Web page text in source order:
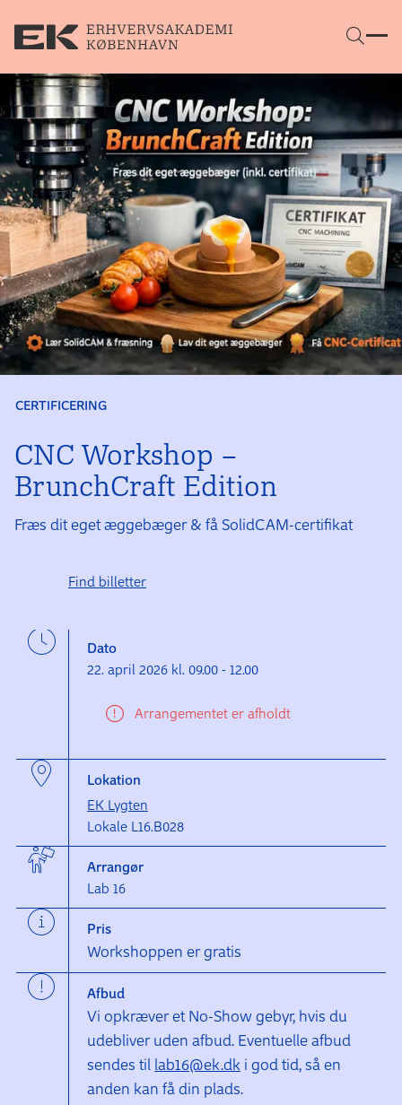
CERTIFICERING
CNC Workshop –
BrunchCraft Edition
Fræs dit eget æggebæger & få SolidCAM-certifikat
Find billetter
Dato
22. april 2026 kl. 09.00 - 12.00
Arrangementet er afholdt
Lokation
EK Lygten
Lokale L16.B028
Arrangør
Lab 16
Pris
Workshoppen er gratis
Afbud
Vi opkræver et No-Show gebyr, hvis du
udebliver uden afbud. Eventuelle afbud
sendes til lab16@ek.dk i god tid, så en
anden kan få din plads.